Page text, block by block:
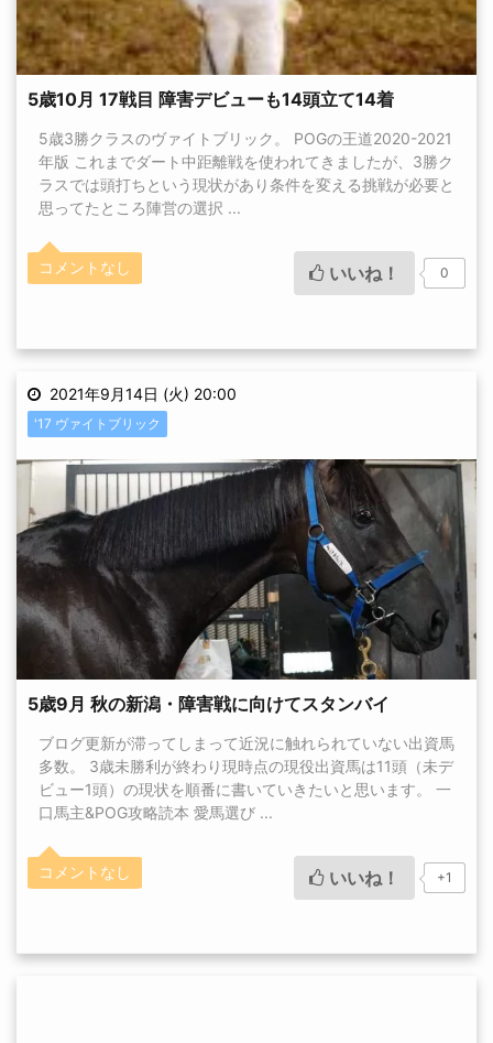
5歳10月 17戦目 障害デビューも14頭立て14着
5歳3勝クラスのヴァイトブリック。 POGの王道2020-2021
年版 これまでダート中距離戦を使われてきましたが、3勝ク
ラスでは頭打ちという現状があり条件を変える挑戦が必要と
思ってたところ陣営の選択 ...
コメントなし いいね！ 0
2021年9月14日 (火) 20:00
'17 ヴァイトブリック
5歳9月 秋の新潟・障害戦に向けてスタンバイ
ブログ更新が滞ってしまって近況に触れられていない出資馬
多数。 3歳未勝利が終わり現時点の現役出資馬は11頭（未デ
ビュー1頭）の現状を順番に書いていきたいと思います。 一
口馬主&POG攻略読本 愛馬選び ...
コメントなし いいね！ +1